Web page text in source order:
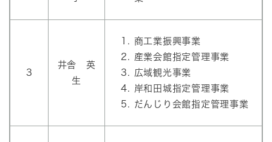
3
井舎 英
生
商工業振興事業
産業会館指定管理事業
広域観光事業
岸和田城指定管理事業
だんじり会館指定管理事業